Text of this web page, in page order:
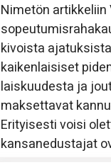
Nimetön artikkeliin
kivoista
kaikenlaisiset
laiskuudesta ja
maksettavat
Erityisesti voisi
kansanedustajat